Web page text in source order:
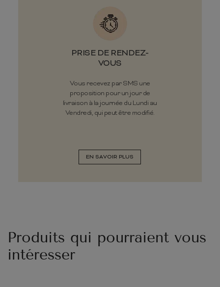
PRISE DE RENDEZ-
VOUS
Vous recevez par SMS une
proposition pour un jour de
livraison à la journée du Lundi au
Vendredi, qui peut être modifié.
EN SAVOIR PLUS
Produits qui pourraient vous
intéresser